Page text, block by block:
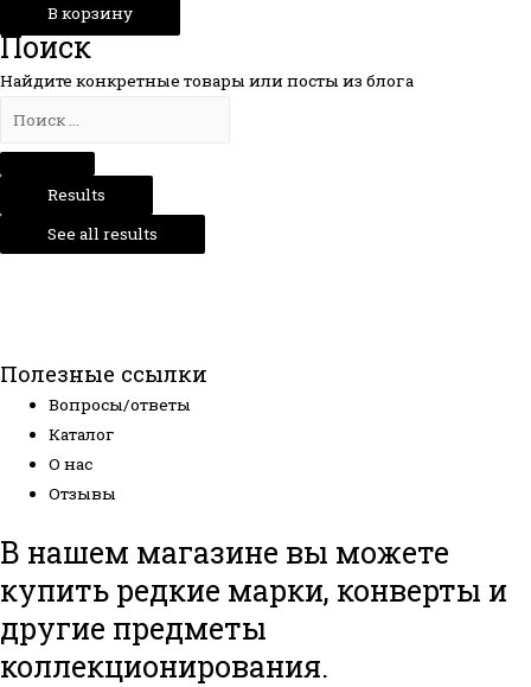
В корзину
Поиск
Найдите конкретные товары или посты из блога
Results
See all results
Полезные ссылки
Вопросы/ответы
Каталог
О нас
Отзывы
В нашем магазине вы можете
купить редкие марки, конверты и
другие предметы
коллекционирования.